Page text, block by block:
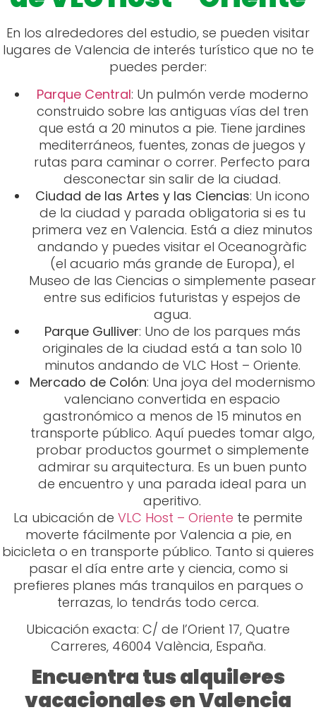
En los alrededores del estudio, se pueden visitar
lugares de Valencia de interés turístico que no te
puedes perder:
Parque Central: Un pulmón verde moderno
construido sobre las antiguas vías del tren
que está a 20 minutos a pie. Tiene jardines
mediterráneos, fuentes, zonas de juegos y
rutas para caminar o correr. Perfecto para
desconectar sin salir de la ciudad.
Ciudad de las Artes y las Ciencias: Un icono
de la ciudad y parada obligatoria si es tu
primera vez en Valencia. Está a diez minutos
andando y puedes visitar el Oceanogràfic
(el acuario más grande de Europa), el
Museo de las Ciencias o simplemente pasear
entre sus edificios futuristas y espejos de
agua.
Parque Gulliver: Uno de los parques más
originales de la ciudad está a tan solo 10
minutos andando de VLC Host – Oriente.
Mercado de Colón: Una joya del modernismo
valenciano convertida en espacio
gastronómico a menos de 15 minutos en
transporte público. Aquí puedes tomar algo,
probar productos gourmet o simplemente
admirar su arquitectura. Es un buen punto
de encuentro y una parada ideal para un
aperitivo.
La ubicación de VLC Host – Oriente te permite
moverte fácilmente por Valencia a pie, en
bicicleta o en transporte público. Tanto si quieres
pasar el día entre arte y ciencia, como si
prefieres planes más tranquilos en parques o
terrazas, lo tendrás todo cerca.
Ubicación exacta: C/ de l’Orient 17, Quatre
Carreres, 46004 València, España.
Encuentra tus alquileres
vacacionales en Valencia